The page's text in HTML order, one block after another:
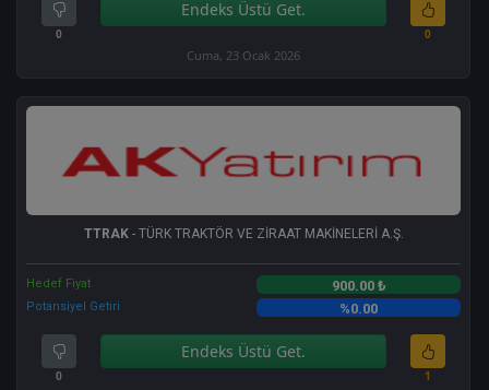
0
Endeks Üstü Get.
0
Cuma, 23 Ocak 2026
TTRAK- TÜRK TRAKTÖR VE ZİRAAT MAKİNELERİ A.Ş.
Hedef Fiyat 900.00 ₺
Potansiyel Getiri %0.00
0
Endeks Üstü Get.
1